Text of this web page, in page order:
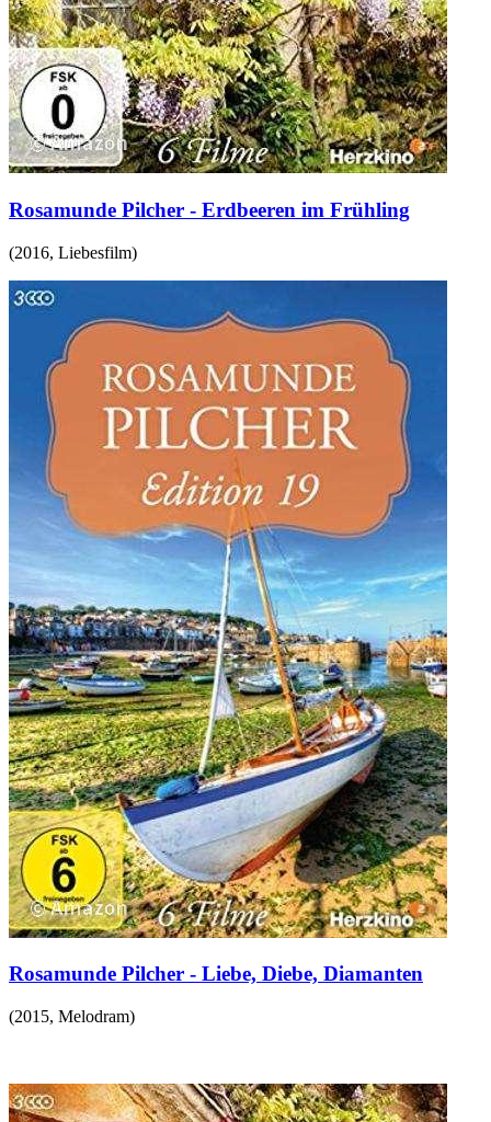
Rosamunde Pilcher - Erdbeeren im Frühling
(2016, Liebesfilm)
Rosamunde Pilcher - Liebe, Diebe, Diamanten
(2015, Melodram)